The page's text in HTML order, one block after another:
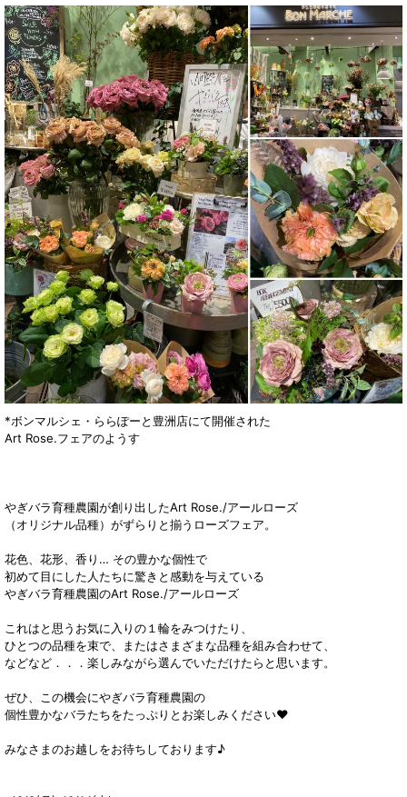
*ボンマルシェ・ららぽーと豊洲店にて開催された
Art Rose.フェアのようす
やぎバラ育種農園が創り出したArt Rose./アールローズ
（オリジナル品種）がずらりと揃うローズフェア。
花色、花形、香り… その豊かな個性で
初めて目にした人たちに驚きと感動を与えている
やぎバラ育種農園のArt Rose./アールローズ
これはと思うお気に入りの１輪をみつけたり、
ひとつの品種を束で、またはさまざまな品種を組み合わせて、
などなど．．．楽しみながら選んでいただけたらと思います。
ぜひ、この機会にやぎバラ育種農園の
個性豊かなバラたちをたっぷりとお楽しみください♥
みなさまのお越しをお待ちしております♪